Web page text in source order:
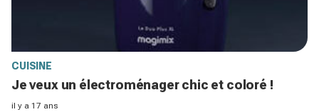
CUISINE
Je veux un électroménager chic et coloré !
il y a 17 ans